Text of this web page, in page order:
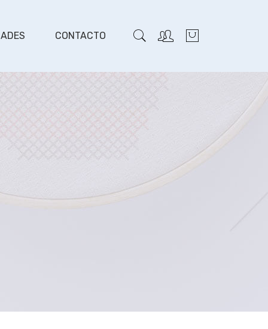
CONTACTO